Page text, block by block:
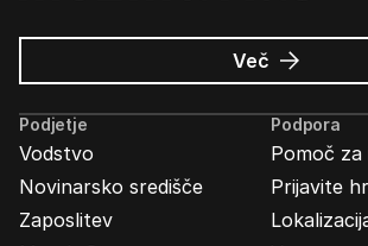
Več o
Oglasi
Mozilla
Podjetje
Vodstvo
Novinarsko središče
Zaposlitev
Podpora
Pomoč za
Prijavite